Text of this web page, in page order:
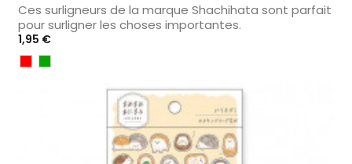
Ces surligneurs de la marque Shachihata sont parfait
pour surligner les choses importantes.
Prix
1,95 €